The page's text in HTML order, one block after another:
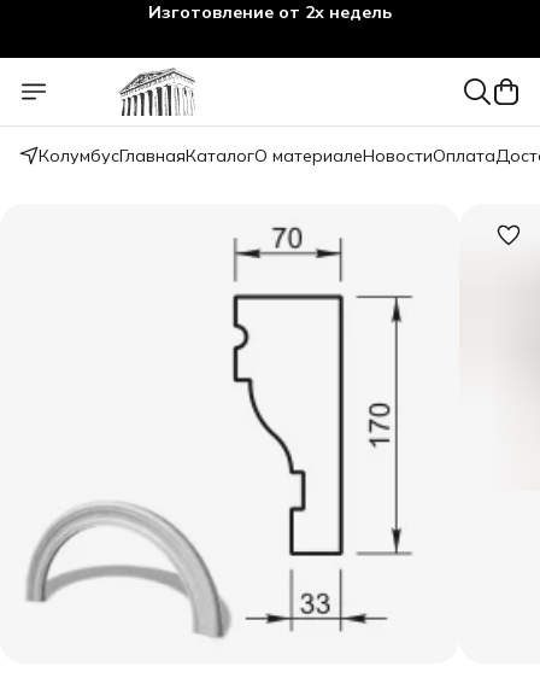
КолумбусГлавнаяКаталогО материалеНовостиОплата